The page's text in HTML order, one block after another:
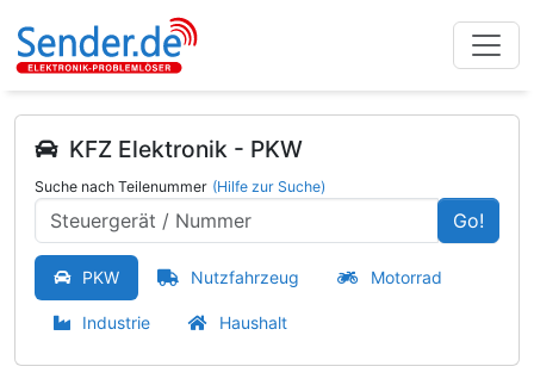
KFZ Elektronik - PKW
Suche nach Teilenummer (Hilfe zur Suche)
Go!
PKW Nutzfahrzeug Motorrad
Industrie Haushalt